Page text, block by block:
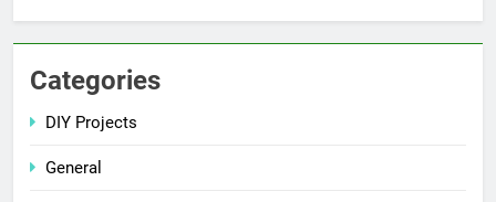
Categories
DIY Projects
General